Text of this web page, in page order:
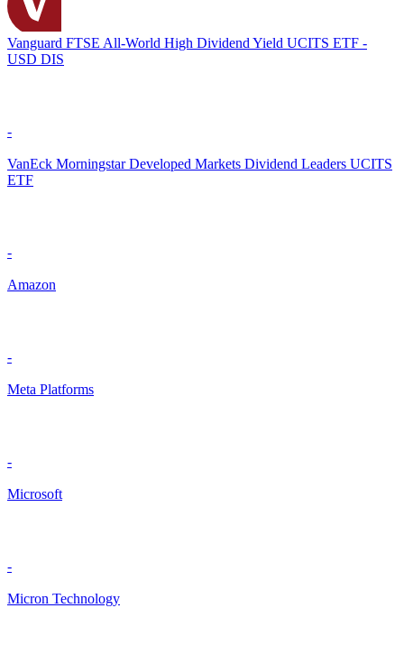
Vanguard FTSE All-World High Dividend Yield UCITS ETF -
USD DIS
-
VanEck Morningstar Developed Markets Dividend Leaders UCITS
ETF
-
Amazon
-
Meta Platforms
-
Microsoft
-
Micron Technology